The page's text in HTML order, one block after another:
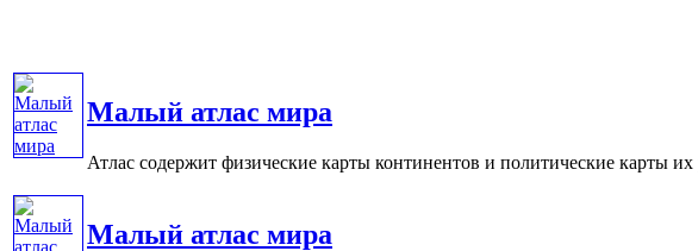
Малый атлас мира
Атлас содержит физические карты континентов и политические карты
Малый атлас мира